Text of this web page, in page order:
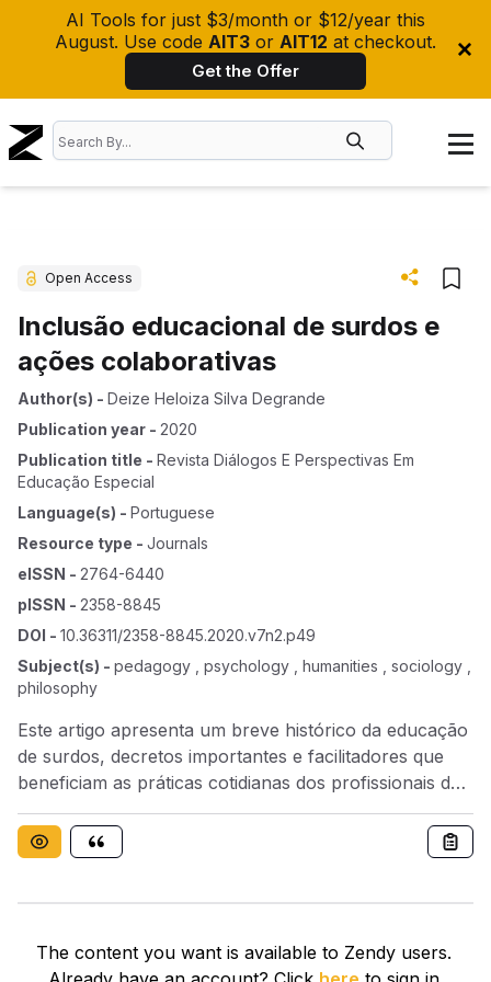
AI Tools for just $3/month or $12/year this
August. Use code AIT3 or AIT12 at checkout.
Get the Offer
Open Access
Inclusão educacional de surdos e
ações colaborativas
Author(s) - Deize Heloiza Silva Degrande
Publication year - 2020
Publication title - Revista Diálogos E Perspectivas Em
Educação Especial
Language(s) - Portuguese
Resource type - Journals
eISSN - 2764-6440
pISSN - 2358-8845
DOI - 10.36311/2358-8845.2020.v7n2.p49
Subject(s) - pedagogy , psychology , humanities , sociology ,
philosophy
Este artigo apresenta um breve histórico da educação
de surdos, decretos importantes e facilitadores que
beneficiam as práticas cotidianas dos profissionais da
educação. Apresenta por meio de análise literária o
que seja trabalho colaborativo no ambiente escolar e
como elaborar um Plano de Ensino Individualizado.
do Plano de Ensino Individualizado, na inclusão de um
aluno surdo. Para tanto expusemos e analisamos a
The content you want is available to Zendy users.